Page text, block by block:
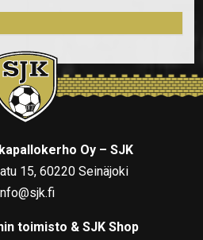
Oy – SJK
15, 60220 Seinäjoki
toimisto & SJK Shop